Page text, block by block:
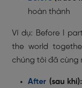
hoàn thành
Ví dụ: Before I
the world
chúng tôi đã cùng
After (sau khi):